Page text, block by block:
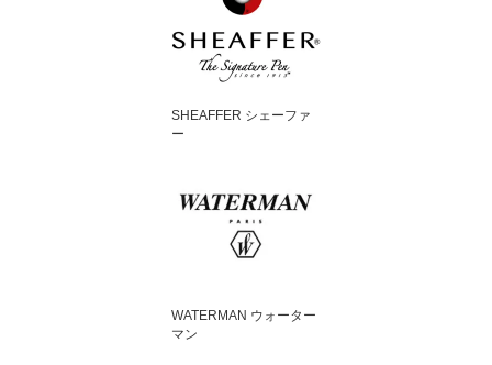
SHEAFFER シェーファ
ー
WATERMAN ウォーター
マン